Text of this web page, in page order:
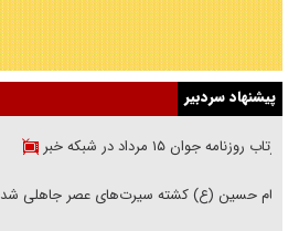
پیشنهاد سردبیر
بازتاب روزنامه جوان ۱۵ مرداد در شبکه خبر
امام حسین (ع) کشته سیرت‌های عصر جاهلی شد